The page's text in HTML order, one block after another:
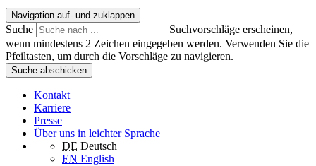
Navigation auf- und zuklappen
Suche
Suchvorschläge erscheinen,
wenn mindestens 2 Zeichen eingegeben werden. Verwenden Sie die
Pfeiltasten, um durch die Vorschläge zu navigieren.
Suche abschicken
Kontakt
Karriere
Presse
Über uns in leichter Sprache
DE Deutsch
EN English